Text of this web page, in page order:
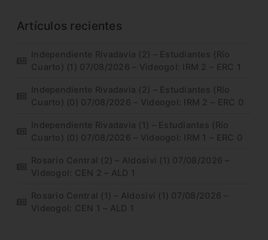
Artículos recientes
Independiente Rivadavia (2) – Estudiantes (Río
Cuarto) (1) 07/08/2026 – Videogol: IRM 2 – ERC 1
Independiente Rivadavia (2) – Estudiantes (Río
Cuarto) (0) 07/08/2026 – Videogol: IRM 2 – ERC 0
Independiente Rivadavia (1) – Estudiantes (Río
Cuarto) (0) 07/08/2026 – Videogol: IRM 1 – ERC 0
Rosario Central (2) – Aldosivi (1) 07/08/2026 –
Videogol: CEN 2 – ALD 1
Rosario Central (1) – Aldosivi (1) 07/08/2026 –
Videogol: CEN 1 – ALD 1